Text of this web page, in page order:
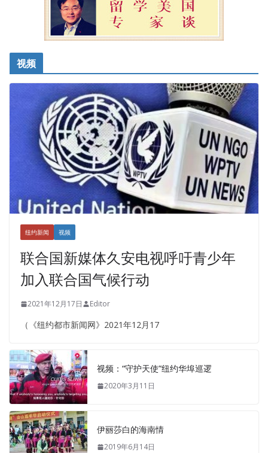
视频
纽约新闻 视频
联合国新媒体久安电视呼吁青少年
加入联合国气候行动
2021年12月17日 Editor
（《纽约都市新闻网》2021年12月17
视频：“守护天使”纽约华埠巡逻
2020年3月11日
伊丽莎白的海南情
2019年6月14日